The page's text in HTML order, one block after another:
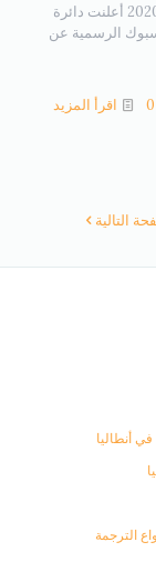
صحة قانون تجديد الاقامة السياحية في أنطاليا تركيا 2020 أعلنت دائرة
الرسمية عن
0 اقرأ المزيد
التالية
أنطاليا
الترجمة